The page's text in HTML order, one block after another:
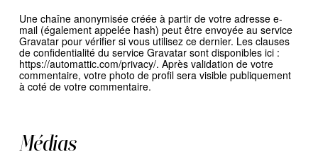
Une chaîne anonymisée créée à partir de votre adresse e-
mail (également appelée hash) peut être envoyée au service
Gravatar pour vérifier si vous utilisez ce dernier. Les clauses
de confidentialité du service Gravatar sont disponibles ici :
https://automattic.com/privacy/. Après validation de votre
commentaire, votre photo de profil sera visible publiquement
à coté de votre commentaire.
Médias